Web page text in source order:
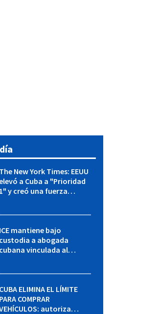
The New York Times: EEUU
a Cuba a "Prioridad
1" y creó una fuerza
ICE mantiene bajo
custodia a abogada
cubana vinculada al
CUBA ELIMINA EL LÍMITE
PARA COMPRAR
autoriza